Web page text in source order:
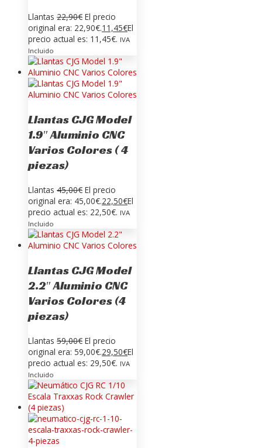
Llantas 22,90€ El precio
original era: 22,90€.11,45€El
precio actual es: 11,45€. IVA
Incluido
Llantas CJG Model
1.9″ Aluminio CNC
Varios Colores ( 4
piezas)
Llantas 45,00€ El precio
original era: 45,00€.22,50€El
precio actual es: 22,50€. IVA
Incluido
Llantas CJG Model
2.2″ Aluminio CNC
Varios Colores (4
piezas)
Llantas 59,00€ El precio
original era: 59,00€.29,50€El
precio actual es: 29,50€. IVA
Incluido